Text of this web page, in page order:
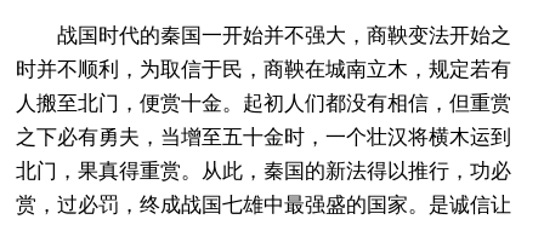
战国时代的秦国一开始并不强大，商鞅变法开始之
时并不顺利，为取信于民，商鞅在城南立木，规定若有
人搬至北门，便赏十金。起初人们都没有相信，但重赏
之下必有勇夫，当增至五十金时，一个壮汉将横木运到
北门，果真得重赏。从此，秦国的新法得以推行，功必
赏，过必罚，终成战国七雄中最强盛的国家。是诚信让